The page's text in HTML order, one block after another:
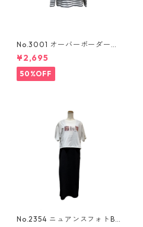
No.3001 オーバーボーダーカ
ットソー
¥2,695
50%OFF
No.2354 ニュアンスフォトBO